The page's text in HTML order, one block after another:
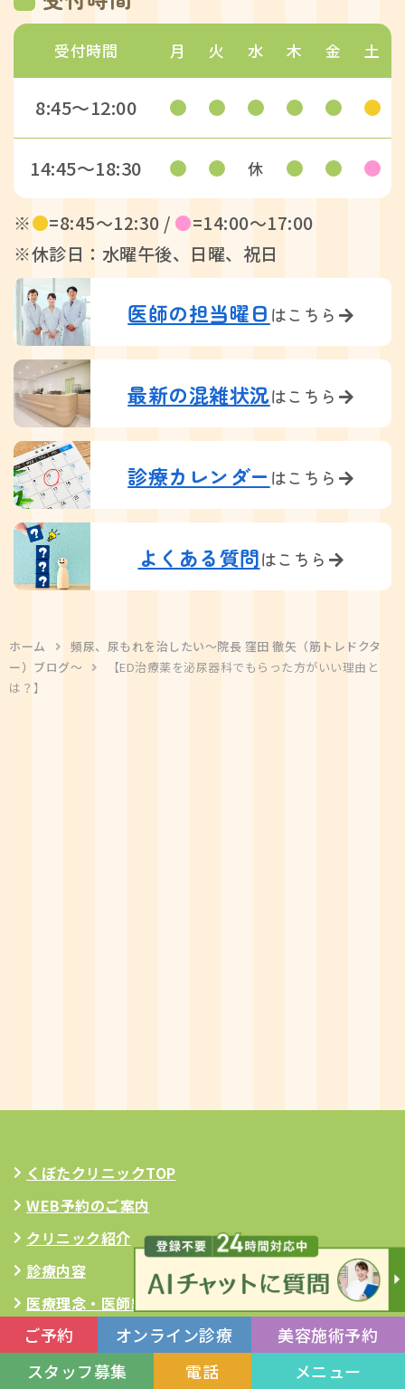
受付時間 月 火 水 木 金 土
8:45〜12:00
14:45〜18:30 休
※●=8:45〜12:30 / ●=14:00〜17:00
※休診日：水曜午後、日曜、祝日
医師の担当曜日 はこちら
最新の混雑状況はこちら
診療カレンダーはこちら
よくある質問はこちら
ホーム
頻尿、尿もれを治したい〜院長 窪田 徹矢（筋トレドクタ
ー）ブログ〜
【ED治療薬を泌尿器科でもらった方がいい理由と
は？】
くぼたクリニックTOP
WEB予約のご案内
クリニック紹介
診療内容
医療理念 ・医師紹介
料金・治療費
アクセス
ご予約 オンライン診療
美容施術予約
スタッフ募集
電話 メニュー